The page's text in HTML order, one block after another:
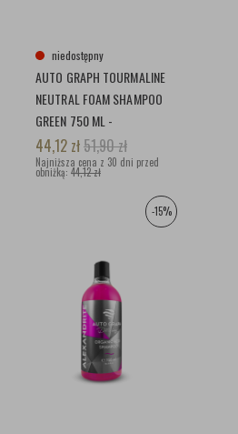
niedostępny
AUTO GRAPH TOURMALINE
NEUTRAL FOAM SHAMPOO
GREEN 750 ML -
NEUTRALNY SZAMPON
44,12 zł51,90zł
Najniższa cena z 30 dni przed
obniżką: 44,12 zł
-15%